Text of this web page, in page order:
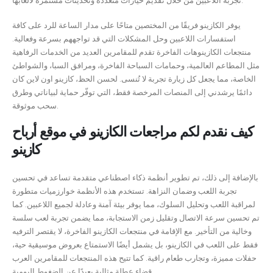
يوفر الكازينو فريقًا من المختصين متاحًا على مدار الساعة للرد على كافة
استفسارات اللاعبين وحل المشكلات التي قد تواجههم بسرعة وفعالية.
منتجعات الكازينوهات الفاخرة تقدم للمقامرين العديد من الخدمات الرفاهية
مثل المطاعم العالمية، وحمامات السباحة الفاخرة، ومرافق السبا، والشواطئ
الخاصة، مما يجعل كل زيارة تجربة لا تُنسى. لحسن الحظ، كازينو اون لاين كان
دائمًا يرشدني إلى المنصات المرخصة فقط، التي توفّر حماية لبياناتي وطرق
كيف نقدم لكم مراجعات الكازينو في موقع أرباح
كازينو
بالإضافة إلى ذلك، تم تطوير أنظمة ذكاء اصطناعي متقدمة تساعد في تحسين
تجربة اللعب وضمان النزاهة. تستخدم هذه الأنظمة خوارزميات متطورة
لمراقبة اللعب وتحليل السلوك، مما يوفر بيئة آمنة وعادلة لجميع اللاعبين. كما
تم تحسين سرعة الاتصال وتقليل زمن الاستجابة، مما يضمن تجربة لعب سلسة
وخالية من التأخير. مع الإقامة في منتجعات الكازينو الفاخرة، لا يقتصر الترفيه
فقط على اللعب في الكازينو، بل يشمل أيضًا الاستمتاع بعروض موسيقية حية،
حفلات مميزة، وتجارب طعام راقية. كما تتيح هذه المنتجعات للمقامرين العرب